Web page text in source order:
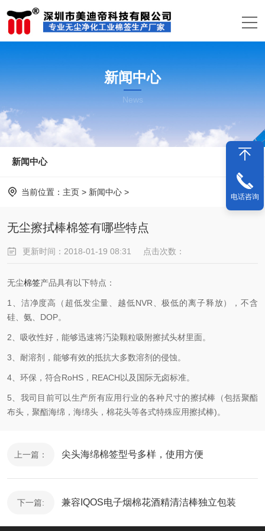
新闻中心
News
新闻中心
当前位置： 主页 > 新闻中心 >
无尘擦拭棒棉签有哪些特点
更新时间：2018-01-19 08:31
点击次数：
无尘棉签产品具有以下特点：
1、洁净度高（超低发尘量、越低NVR、极低的离子释放），不含
硅、氨、DOP。
2、吸收性好，能够迅速将汅染颗粒吸附擦拭头材里面。
3、耐溶剂，能够有效的抵抗大多数溶剂的侵蚀。
4、环保，符合RoHS，REACH以及国际无卤标准。
5、我司目前可以生产所有应用行业的各种尺寸的擦拭棒（包括聚酯
布头，聚酯海绵，海绵头，棉花头等各式特殊应用擦拭棒)。
上一篇： 尖头海绵棉签型号多样，使用方便
下一篇: 兼容IQOS电子烟棉花酒精清洁棒独立包装
电话咨询